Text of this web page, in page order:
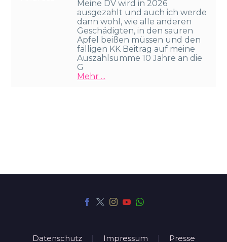
Meine DV wird in 2026
ausgezahlt und auch ich werde
dann wohl, wie alle anderen
Geschädigten, in den sauren
Apfel beißen müssen und den
fälligen KK Beitrag auf meine
Auszahlsumme 10 Jahre an die
G
Mehr ...
Datenschutz Impressum Presse